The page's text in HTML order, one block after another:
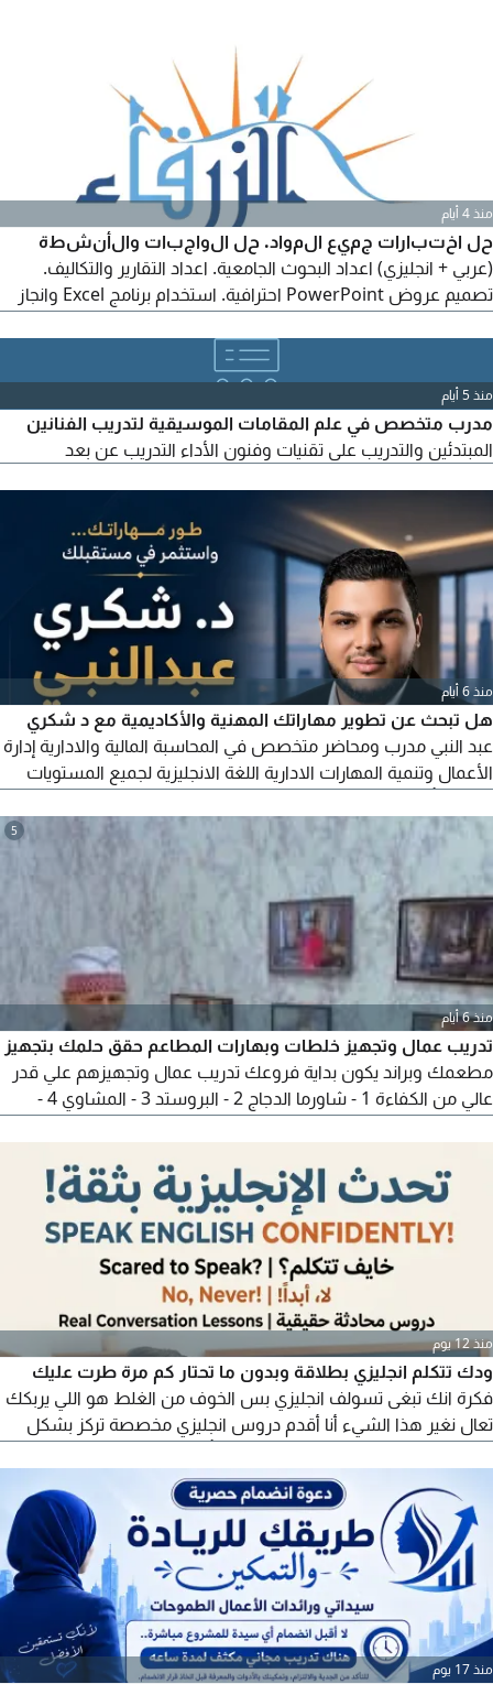
منذ 4 أيام
حل اختبارات جميع المواد. حل الواجبات والأنشطة
(عربي + انجليزي) اعداد البحوث الجامعية. اعداد التقارير والتكاليف.
تصميم عروض PowerPoint احترافية. استخدام برنامج Excel وانجاز
منذ 5 أيام
مدرب متخصص في علم المقامات الموسيقية لتدريب الفنانين
المبتدئين والتدريب على تقنيات وفنون الأداء التدريب عن بعد
منذ 6 أيام
هل تبحث عن تطوير مهاراتك المهنية والأكاديمية مع د شكري
عبد النبي مدرب ومحاضر متخصص في المحاسبة المالية والادارية إدارة
الأعمال وتنمية المهارات الادارية اللغة الانجليزية لجميع المستويات
بأسلوب مبسط وعملي دورات حضورية واونلاين مواعيد مرنة تناسب
5
منذ 6 أيام
تدريب عمال وتجهيز خلطات وبهارات المطاعم حقق حلمك بتجهيز
مطعمك وبراند يكون بداية فروعك تدريب عمال وتجهيزهم علي قدر
عالي من الكفاءة 1 - شاورما الدجاج 2 - البروستد 3 - المشاوي 4 -
أجلك نجهز لك خلطه خاص بك وتست عالي الجودة ينافس بقوة في
مجال المطاعم بالمملكة تحت اشراف معلمين
منذ 12 يوم
ودك تتكلم انجليزي بطلاقة وبدون ما تحتار كم مرة طرت عليك
فكرة انك تبغى تسولف انجليزي بس الخوف من الغلط هو اللي يربكك
تعال نغير هذا الشيء أنا أقدم دروس انجليزي مخصصة تركز بشكل
منذ 17 يوم